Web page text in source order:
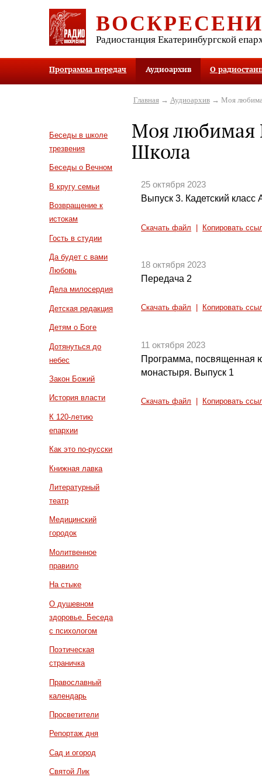
Радиостанция Екатеринбургской
Программа передач Аудиоархив О
Беседы в школе
трезвения
Беседы о Вечном
В кругу семьи
Возвращение к
истокам
Гость в студии
Да будет с вами
Любовь
Дела милосердия
Детская редакция
Детям о Боге
Дотянуться до
небес
Закон Божий
История власти
К 120-летию
епархии
Как это по-русски
Книжная лавка
Литературный
театр
Медицинский
городок
Молитвенное
правило
На стыке
О душевном
здоровье. Беседа
с психологом
Поэтическая
страничка
Православный
календарь
Просветители
Репортаж дня
Сад и огород
Святой Лик
Главная→ Аудиоархив→ Моя
Моя любимая
Школа
25 октября 2023
Выпуск 3. Кадетский класс
Скачать файл Копировать
18 октября 2023
Передача 2
Скачать файл Копировать
11 октября 2023
Программа, посвященная
монастыря. Выпуск 1
Скачать файл Копировать